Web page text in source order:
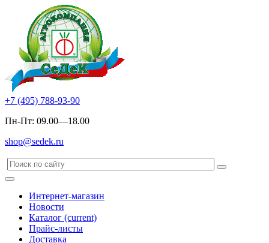
+7 (495) 788-93-90
Пн-Пт: 09.00—18.00
shop@sedek.ru
Интернет-магазин
Новости
Каталог (current)
Прайс-листы
Доставка